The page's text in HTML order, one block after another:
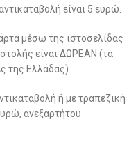
είναι 5 ευρώ.
μέσω της ιστοσελίδας
είναι ΔΩΡΕΑΝ (τα
της Ελλάδας).
ή με τραπεζική
ανεξαρτήτου